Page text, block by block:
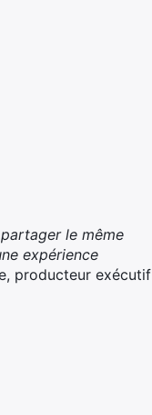
le même
expérience
producteur exécutif